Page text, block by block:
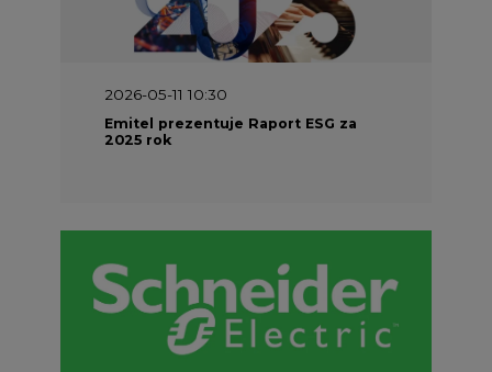
2026-05-11 10:30
Emitel prezentuje Raport ESG za
2025 rok